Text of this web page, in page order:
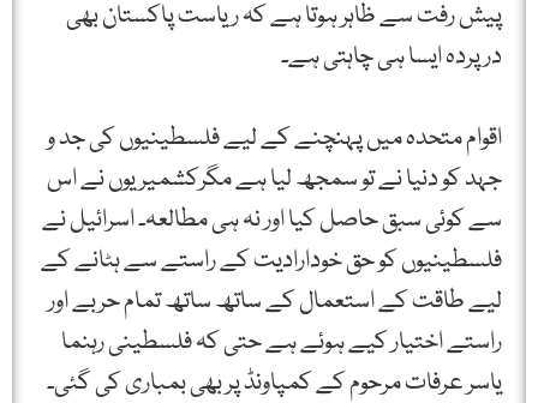
پیش رفت سے ظاہر ہوتا ہے کہ ریاست پاکستان بھی
درپردہ ایسا ہی چاہتی ہے۔
اقوام متحدہ میں پہنچنے کے لیے فلسطینیوں کی جد و
جہد کو دنیا نے تو سمجھ لیا ہے مگرکشمیریوں نے اس
سے کوئی سبق حاصل کیا اور نہ ہی مطالعہ۔ اسرائیل نے
فلسطینیوں کو حق خودارادیت کے راستے سے ہٹانے کے
لیے طاقت کے استعمال کے ساتھ ساتھ تمام حربے اور
راستے اختیار کیے ہوئے ہے حتی کہ فلسطینی رہنما
یاسر عرفات مرحوم کے کمپاونڈ پر بھی بمباری کی گئی۔